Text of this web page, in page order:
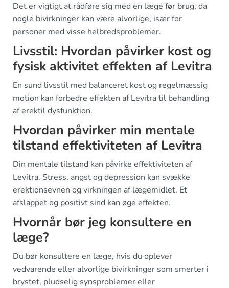
Det er vigtigt at rådføre sig med en læge før brug, da
nogle bivirkninger kan være alvorlige, især for
personer med visse helbredsproblemer.
Livsstil: Hvordan påvirker kost og
fysisk aktivitet effekten af Levitra
En sund livsstil med balanceret kost og regelmæssig
motion kan forbedre effekten af Levitra til behandling
af erektil dysfunktion.
Hvordan påvirker min mentale
tilstand effektiviteten af Levitra
Din mentale tilstand kan påvirke effektiviteten af
Levitra. Stress, angst og depression kan svække
erektionsevnen og virkningen af lægemidlet. Et
afslappet og positivt sind kan øge effekten.
Hvornår bør jeg konsultere en
læge?
Du bør konsultere en læge, hvis du oplever
vedvarende eller alvorlige bivirkninger som smerter i
brystet, pludselig synsproblemer eller